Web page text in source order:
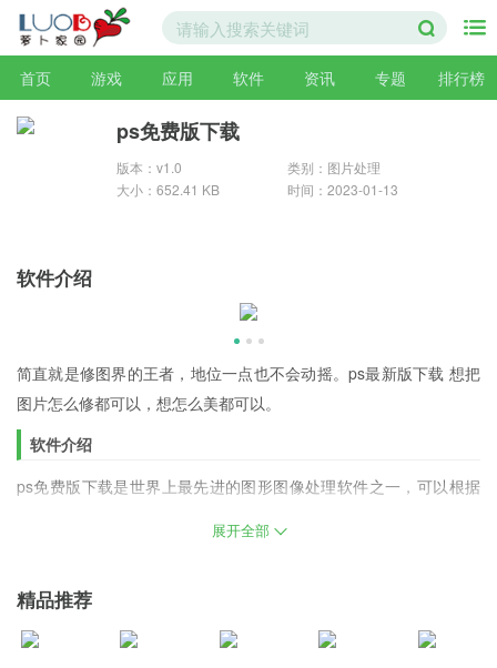
首页 游戏 应用 软件 资讯 专题 排行榜
ps免费版下载
版本：v1.0
类别：图片处理
大小：652.41 KB
时间：2023-01-13
软件介绍
简直就是修图界的王者，地位一点也不会动摇。ps最新版下载 想把
图片怎么修都可以，想怎么美都可以。
软件介绍
ps免费版下载是世界上最先进的图形图像处理软件之一，可以根据
渲染设置、添加光源或将其与其它 3D 图层合并，可以十分轻松地在
功能：
展开全部
精品推荐